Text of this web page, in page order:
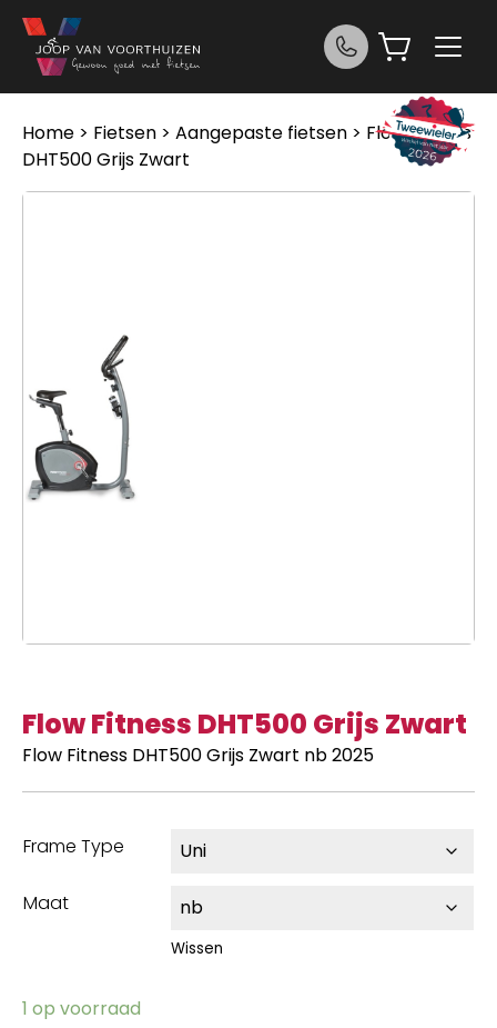
Ga naar de inhoud
Home > Fietsen > Aangepaste fietsen > Flow Fitness
DHT500 Grijs Zwart
Flow Fitness DHT500 Grijs Zwart
Flow Fitness DHT500 Grijs Zwart nb 2025
Frame Type
Maat
Wissen
1 op voorraad